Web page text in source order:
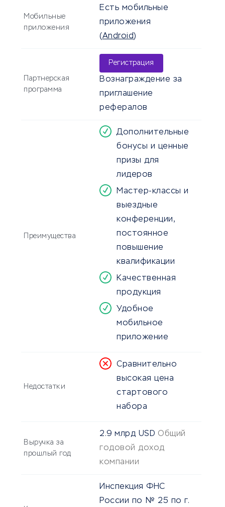
Мобильные
приложения
Есть мобильные
приложения
(Android)
Партнерская
программа
Регистрация
Вознаграждение за
приглашение
рефералов
Преимущества
Дополнительные
бонусы и ценные
призы для
лидеров
Мастер-классы и
выездные
конференции,
постоянное
повышение
квалификации
Качественная
продукция
Удобное
мобильное
приложение
Недостатки
Сравнительно
высокая цена
стартового
набора
Выручка за
прошлый год
2.9 млрд USD Общий
годовой доход
компании
Инспекция ФНС
России по № 25 по г.